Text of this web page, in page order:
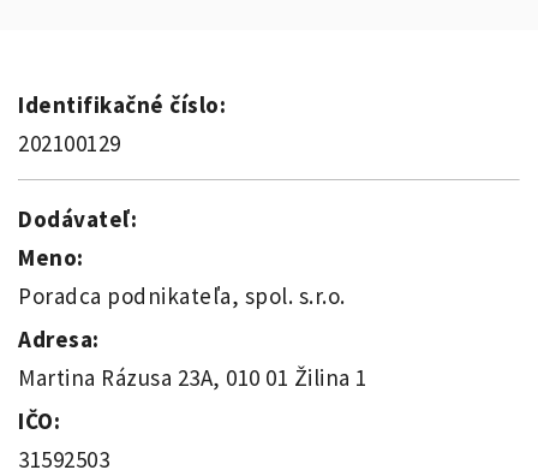
Identifikačné číslo:
202100129
Dodávateľ:
Meno:
Poradca podnikateľa, spol. s.r.o.
Adresa:
Martina Rázusa 23A, 010 01 Žilina 1
IČO:
31592503